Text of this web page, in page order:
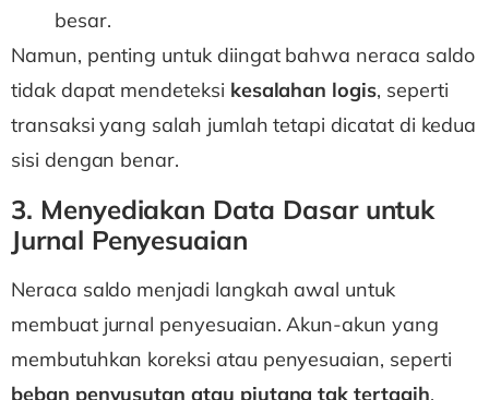
besar.
Namun, penting untuk diingat bahwa neraca saldo
tidak dapat mendeteksi kesalahan logis, seperti
transaksi yang salah jumlah tetapi dicatat di kedua
sisi dengan benar.
3. Menyediakan Data Dasar untuk
Jurnal Penyesuaian
Neraca saldo menjadi langkah awal untuk
membuat jurnal penyesuaian. Akun-akun yang
membutuhkan koreksi atau penyesuaian, seperti
beban penyusutan atau piutang tak tertagih,